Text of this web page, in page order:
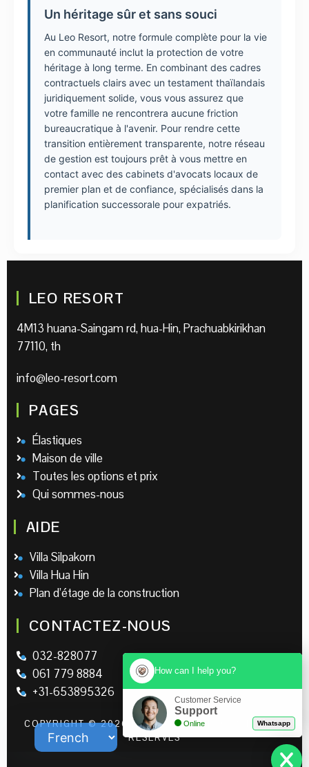
Un héritage sûr et sans souci
Au Leo Resort, notre formule complète pour la vie
en communauté inclut la protection de votre
héritage à long terme. En combinant des cadres
contractuels clairs avec un testament thaïlandais
juridiquement solide, vous vous assurez que
votre famille ne rencontrera aucune friction
bureaucratique à l'avenir. Pour rendre cette
transition entièrement transparente, notre réseau
de gestion est toujours prêt à vous mettre en
contact avec des cabinets d'avocats locaux de
premier plan et de confiance, spécialisés dans la
planification successorale pour expatriés.
LEO RESORT
4M13 huana-Saingam rd, hua-Hin, Prachuabkirikhan
77110, th
info@leo-resort.com
PAGES
Élastiques
Maison de ville
Toutes les options et prix
Qui sommes-nous
AIDE
Villa Silpakorn
Villa Hua Hin
Plan d’étage de la construction
CONTACTEZ-NOUS
032-828077
061 779 8884
+31-653895326
COPYRIGHT © 2026 | LEO RESORT | TOUS DROITS
RÉSERVÉS
How can I help you?
Customer Service
Support
Online Whatsapp